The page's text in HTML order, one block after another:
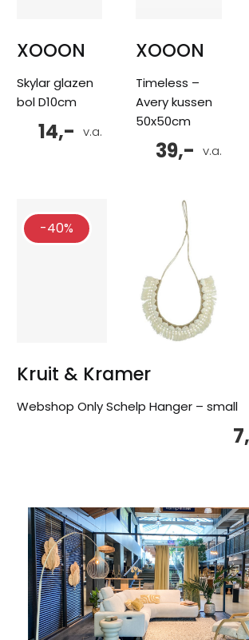
XOOON
Skylar glazen
bol D10cm
v.a.
14,-
XOOON
Timeless –
Avery kussen
50x50cm
v.a.
39,-
-40%
Kruit & Kramer
Webshop Only Schelp Hanger – small